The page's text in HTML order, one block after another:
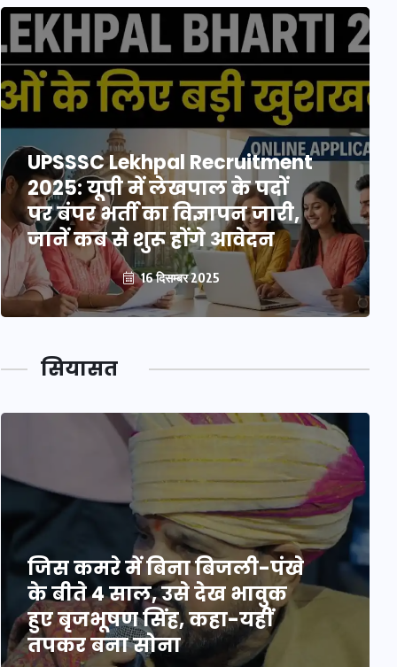
UPSSSC Lekhpal Recruitment
2025: यूपी में लेखपाल के पदों
पर बंपर भर्ती का विज्ञापन जारी,
जानें कब से शुरू होंगे आवेदन
16 दिसम्बर 2025
सियासत
जिस कमरे में बिना बिजली-पंखे
के बीते 4 साल, उसे देख भावुक
हुए बृजभूषण सिंह, कहा-यहीं
तपकर बना सोना